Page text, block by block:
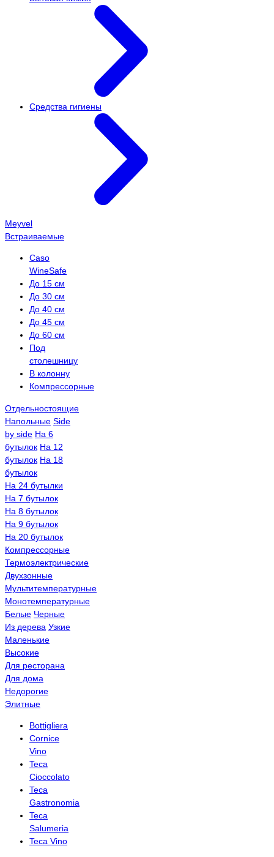
Средства гигиены
Meyvel
Встраиваемые
Caso
WineSafe
До 15 см
До 30 см
До 40 см
До 45 см
До 60 см
Под
столешницу
В колонну
Компрессорные
Отдельностоящие
Напольные Side
by side На 6
бутылок На 12
бутылок На 18
бутылок
На 24 бутылки
На 7 бутылок
На 8 бутылок
На 9 бутылок
На 20 бутылок
Компрессорные
Термоэлектрические
Двухзонные
Мультитемпературные
Монотемпературные
Белые Черные
Из дерева Узкие
Маленькие
Высокие
Для ресторана
Для дома
Недорогие
Элитные
Bottigliera
Cornice
Vino
Teca
Cioccolato
Teca
Gastronomia
Teca
Salumeria
Teca Vino